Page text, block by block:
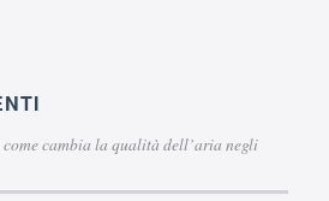
cambia la qualità dell’aria negli